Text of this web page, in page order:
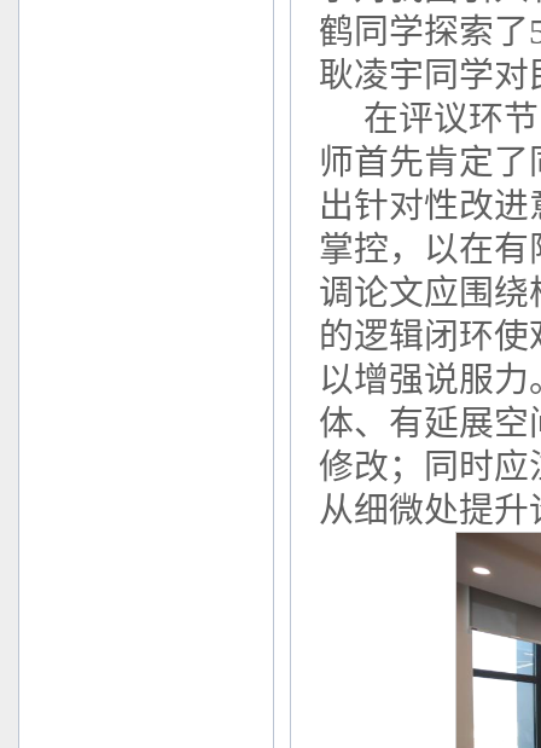
鹤同学探索
耿凌宇同学
在评议环
师首先肯定
出针对性改
掌控，以在
调论文应围
的逻辑闭环
以增强说服
体、有延展
修改；同时应
从细微处提